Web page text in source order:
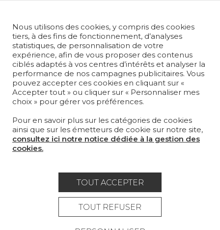
PAPIERS PEINTS
TAPIS ET MOQUETTES
MOBILIER
PROJETS
SUR-MESURE
MAGAZINE
LA MAISON
Nous utilisons des cookies, y compris des cookies
tiers, à des fins de fonctionnement, d’analyses
statistiques, de personnalisation de votre
expérience, afin de vous proposer des contenus
ciblés adaptés à vos centres d’intérêts et analyser la
performance de nos campagnes publicitaires. Vous
pouvez accepter ces cookies en cliquant sur «
Accepter tout » ou cliquer sur « Personnaliser mes
choix » pour gérer vos préférences.
Pour en savoir plus sur les catégories de cookies
ainsi que sur les émetteurs de cookie sur notre site,
consultez ici notre notice dédiée à la gestion des
cookies.
TOUT ACCEPTER
TOUT REFUSER